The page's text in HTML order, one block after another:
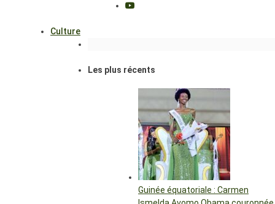
Culture
Les plus récents
Guinée équatoriale : Carmen